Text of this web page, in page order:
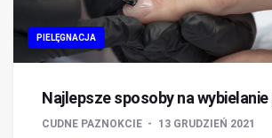
PIELĘGNACJA
Najlepsze sposoby na
CUDNE PAZNOKCIE 13 GRUDZIEŃ 2021